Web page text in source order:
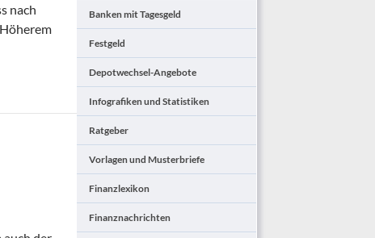
nach
Banken mit Tagesgeld
Festgeld
Depotwechsel-Angebote
Infografiken und Statistiken
Ratgeber
Vorlagen und Musterbriefe
Finanzlexikon
Finanznachrichten